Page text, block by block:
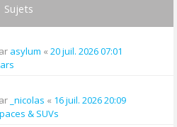
Sujets
asylum « 20 juil. 2026 07:01
_nicolas « 16 juil. 2026 20:09
& SUVs